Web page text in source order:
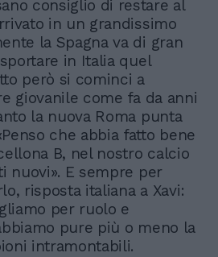
consiglio di restare al
in un grandissimo
la Spagna va di gran
in Italia quel
però si cominci a
giovanile come fa da anni
la nuova Roma punta
che abbia fatto bene
B, nel nostro calcio
nuovi». E sempre per
risposta italiana a Xavi:
per ruolo e
pure più o meno la
intramontabili.